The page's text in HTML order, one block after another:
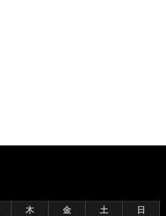
木 金 土
日